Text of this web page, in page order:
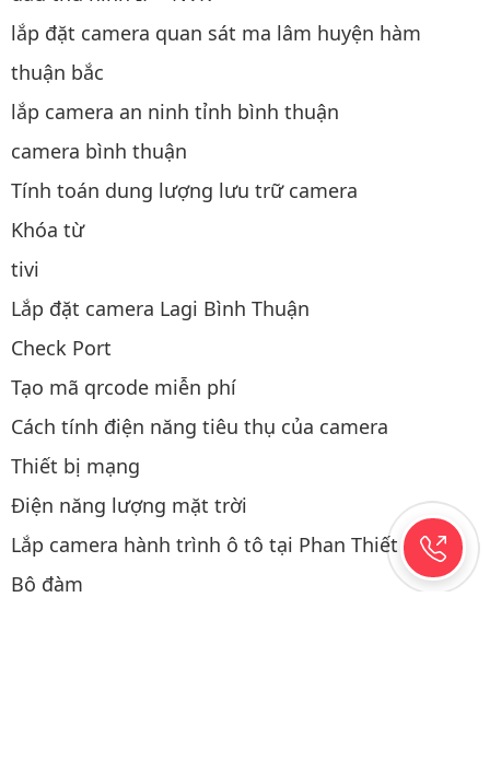
lắp đặt camera quan sát ma lâm huyện hàm
thuận bắc
lắp camera an ninh tỉnh bình thuận
camera bình thuận
Tính toán dung lượng lưu trữ camera
Khóa từ
tivi
Lắp đặt camera Lagi Bình Thuận
Check Port
Tạo mã qrcode miễn phí
Cách tính điện năng tiêu thụ của camera
Thiết bị mạng
Điện năng lượng mặt trời
Lắp camera hành trình ô tô tại Phan Thiết
Bộ đàm